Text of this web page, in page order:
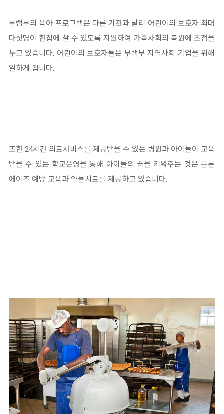
부램부의 육아 프로그램은 다른 기관과 달리 어린이의 보호자 최대
다섯명이 한집에 살 수 있도록 지원하여 가족사회의 복원에 초점을
두고 있습니다. 어린이의 보호자들은 부램부 지역사회 기업을 위해
일하게 됩니다.
또한 24시간 의료서비스를 제공받을 수 있는 병원과 아이들이 교육
받을 수 있는 학교운영을 통해 아이들의 꿈을 키워주는 것은 문론
에이즈 예방 교육과 약물치료를 제공하고 있습니다.